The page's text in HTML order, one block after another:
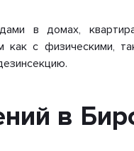
в домах,
как с физическими,
в